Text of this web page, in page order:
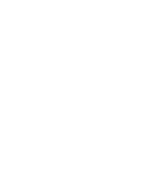
PAR UN
À
POUR